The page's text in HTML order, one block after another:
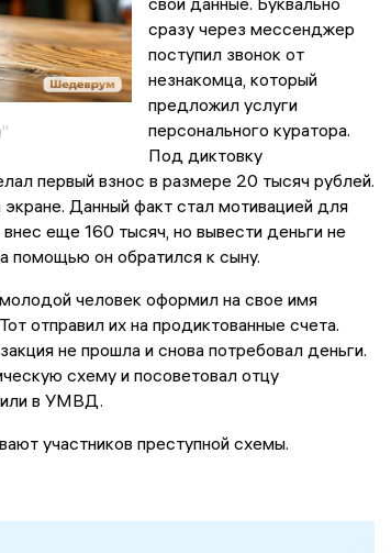
сразу через мессенджер
поступил звонок от
незнакомца, который
предложил услуги
персонального куратора.
Под диктовку
первый взнос в размере 20 тысяч рублей.
Данный факт стал мотивацией для
еще 160 тысяч, но вывести деньги не
помощью он обратился к сыну.
человек оформил на свое имя
отправил их на продиктованные счета.
не прошла и снова потребовал деньги.
схему и посоветовал отцу
в УМВД.
участников преступной схемы.